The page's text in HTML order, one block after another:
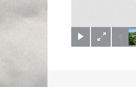
(c) Didier Gualeni